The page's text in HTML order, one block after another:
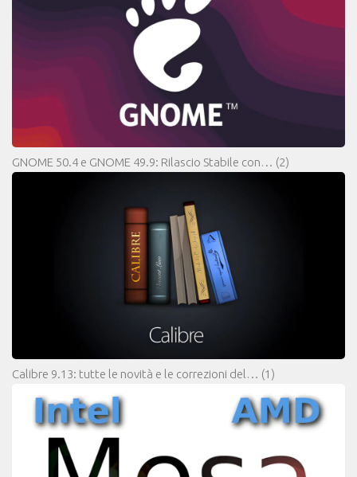
GNOME 50.4 e GNOME 49.9: Rilascio Stabile con… (2)
Calibre 9.13: tutte le novità e le correzioni del… (1)